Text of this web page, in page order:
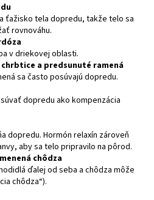
ťažisko tela dopredu, takže telo sa
rovnováhu.
v driekovej oblasti.
a predsunuté ramená
sa často posúvajú dopredu.
dopredu ako kompenzácia
dopredu. Hormón relaxín zároveň
aby sa telo pripravilo na pôrod.
chôdza
ďalej od seba a chôdza môže
chôdza“).